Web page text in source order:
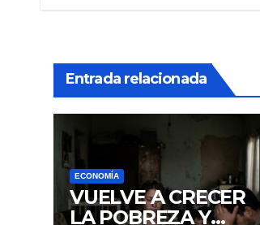
Entrada relacionada
ECONOMÍA
VUELVE A CRECER
LA POBREZA Y